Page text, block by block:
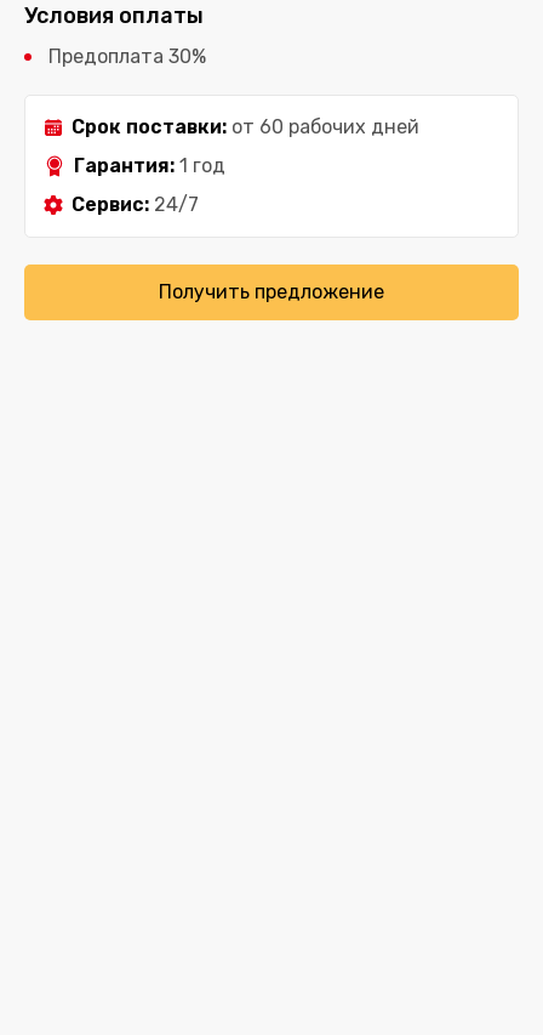
Условия оплаты
Предоплата 30%
Срок поставки: от 60 рабочих дней
Гарантия: 1 год
Сервис: 24/7
Получить предложение